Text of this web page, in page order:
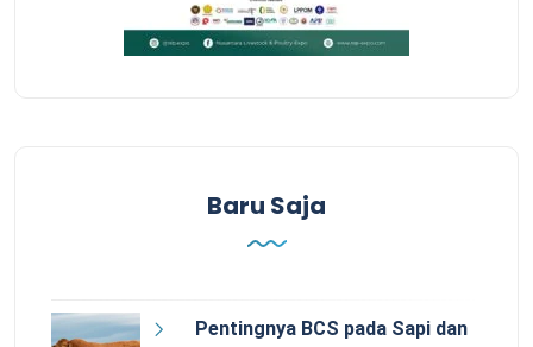
Baru Saja
Pentingnya BCS pada Sapi dan